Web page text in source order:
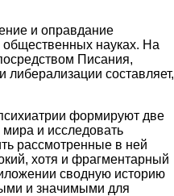
и оправдание
общественных науках. На
Писания,
либерализации составляет,
формируют две
мира и исследовать
рассмотренные в ней
хотя и фрагментарный
сводную историю
и значимыми для